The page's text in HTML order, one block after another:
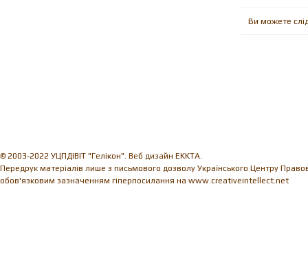
Ви можете
© 2003-2022 УЦПДІВІТ "Гелікон". Веб дизайн EKKTA.
Передрук матеріалів лише з письмового дозволу Українського Центру
обов'язковим зазначенням гіперпосилання на www.creativeintellect.net